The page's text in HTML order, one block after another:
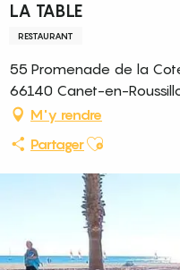
LA TABLE
RESTAURANT
55 Promenade de la
66140 Canet-en-
M'y rendre
PartagerAjouter aux